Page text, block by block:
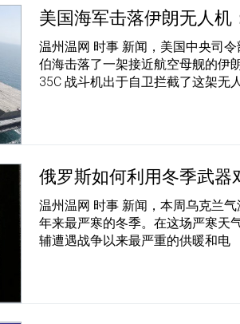
美国海军击落伊朗无人
温州温网 时事 新闻，美国中央司
伯海击落了一架接近航空母舰的伊
35C 战斗机出于自卫拦截了这架无
俄罗斯如何利用冬季武器
温州温网 时事 新闻，本周乌克兰
年来最严寒的冬季。在这场严寒天
辅遭遇战争以来最严重的供暖和电